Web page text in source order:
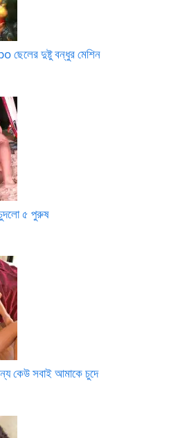
দুষ্টু বন্ধুর মেশিন
৫ পুরুষ
কেউ সবাই আমাকে চুদে